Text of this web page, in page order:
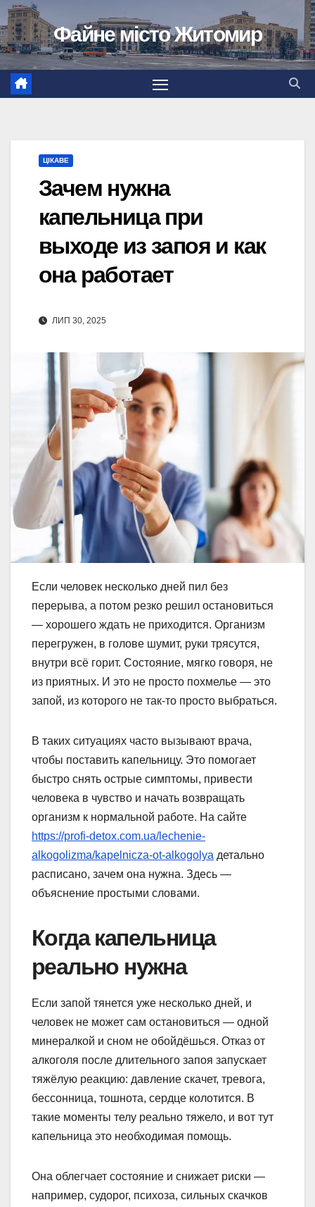
Перейти
до
вмісту
Файне місто Житомир
ЦІКАВЕ
Зачем нужна
капельница при
выходе из запоя и как
она работает
ЛИП 30, 2025
Если человек несколько дней пил без
перерыва, а потом резко решил остановиться
— хорошего ждать не приходится. Организм
перегружен, в голове шумит, руки трясутся,
внутри всё горит. Состояние, мягко говоря, не
из приятных. И это не просто похмелье — это
запой, из которого не так-то просто выбраться.
В таких ситуациях часто вызывают врача,
чтобы поставить капельницу. Это помогает
быстро снять острые симптомы, привести
человека в чувство и начать возвращать
организм к нормальной работе. На сайте
https://profi-detox.com.ua/lechenie-
alkogolizma/kapelnicza-ot-alkogolya детально
расписано, зачем она нужна. Здесь —
объяснение простыми словами.
Когда капельница
реально нужна
Если запой тянется уже несколько дней, и
человек не может сам остановиться — одной
минералкой и сном не обойдёшься. Отказ от
алкоголя после длительного запоя запускает
тяжёлую реакцию: давление скачет, тревога,
бессонница, тошнота, сердце колотится. В
такие моменты телу реально тяжело, и вот тут
капельница это необходимая помощь.
Она облегчает состояние и снижает риски —
например, судорог, психоза, сильных скачков